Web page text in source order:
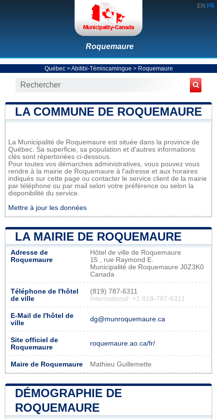
EN FR
Roquemaure
Québec>Abitibi-Témiscamingue > Roquemaure
LA COMMUNE DE ROQUEMAURE
La Municipalité de Roquemaure est située dans la province de
Québec. Sa superficie, sa population et d'autres informations
clés sont répertoriées ci-dessous.
Pour toutes vos démarches administratives, vous pouvez vous
rendre à la mairie de Roquemaure à l'adresse et aux horaires
indiqués sur cette page ou contacter le service client de la mairie
par téléphone ou par mail selon votre préférence ou selon la
disponibilité du service.
Mettre à jour les données
LA MAIRIE DE ROQUEMAURE
Adresse de
Roquemaure
Hôtel de ville de Roquemaure
15 , rue Raymond E.
Municipalité de Roquemaure J0Z3K0
Canada
Téléphone de l'hôtel
de ville
(819) 787-6311
International: +1 819-787-6311
E-Mail de l'hôtel de
ville
dg@munroquemaure.ca
Site officiel de
Roquemaure
roquemaure.ao.ca/fr/
Maire de Roquemaure Mathieu Guillemette
DÉMOGRAPHIE DE
ROQUEMAURE